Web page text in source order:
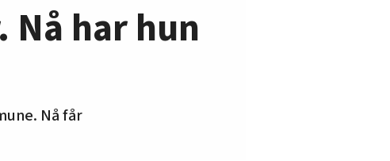
har hun
Nå får